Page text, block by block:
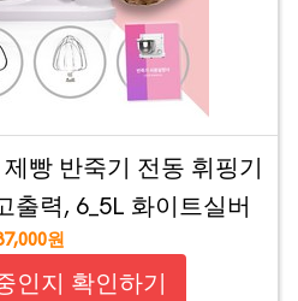
빵 반죽기 전동 휘핑기
출력, 6_5L 화이트실버
원
인지 확인하기